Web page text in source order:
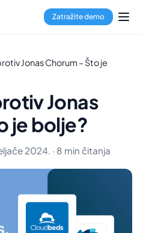
Zatražite demo
Jonas Chorum – Što je
Jonas
je bolje?
2024. · 8 min čitanja